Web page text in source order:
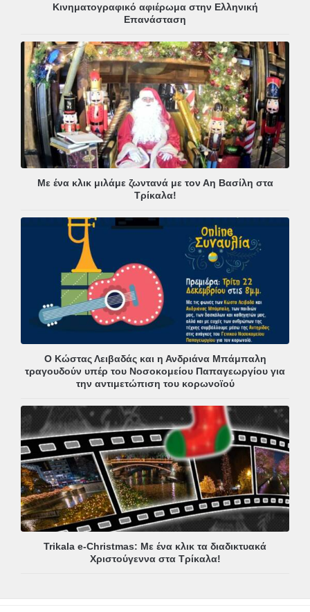
Κινηματογραφικό αφιέρωμα στην Ελληνική
Επανάσταση
Με ένα κλικ μιλάμε ζωντανά με τον Αη Βασίλη στα
Τρίκαλα!
Ο Κώστας Λειβαδάς και η Ανδριάνα Μπάμπαλη
τραγουδούν υπέρ του Νοσοκομείου Παπαγεωργίου για
την αντιμετώπιση του κορωνοϊού
Trikala e-Christmas: Με ένα κλικ τα διαδικτυακά
Χριστούγεννα στα Τρίκαλα!